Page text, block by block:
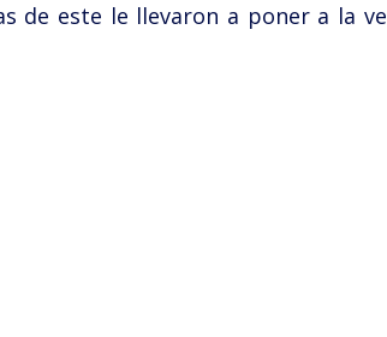
de este le llevaron a poner a la